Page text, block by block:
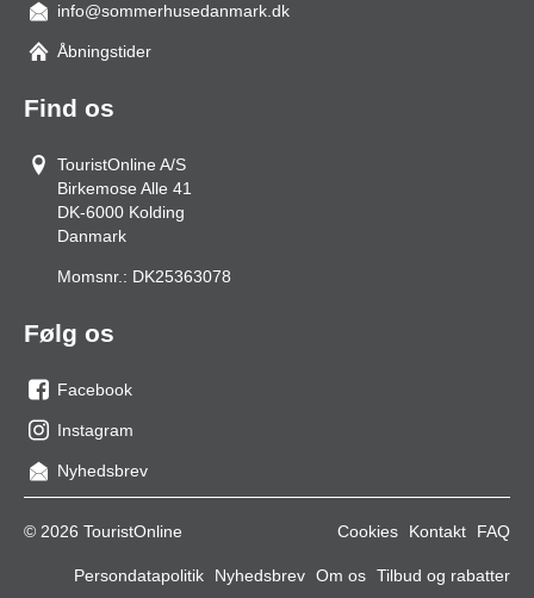
info@sommerhusedanmark.dk
Åbningstider
Find os
TouristOnline A/S
Birkemose Alle 41
DK-6000 Kolding
Danmark
Momsnr.: DK25363078
Følg os
os
på
facebook
Facebook
os
på
Instagram
Nyhedsbrev
© 2026 TouristOnline Cookies Kontakt FAQ
Persondatapolitik Nyhedsbrev Om os Tilbud og rabatter